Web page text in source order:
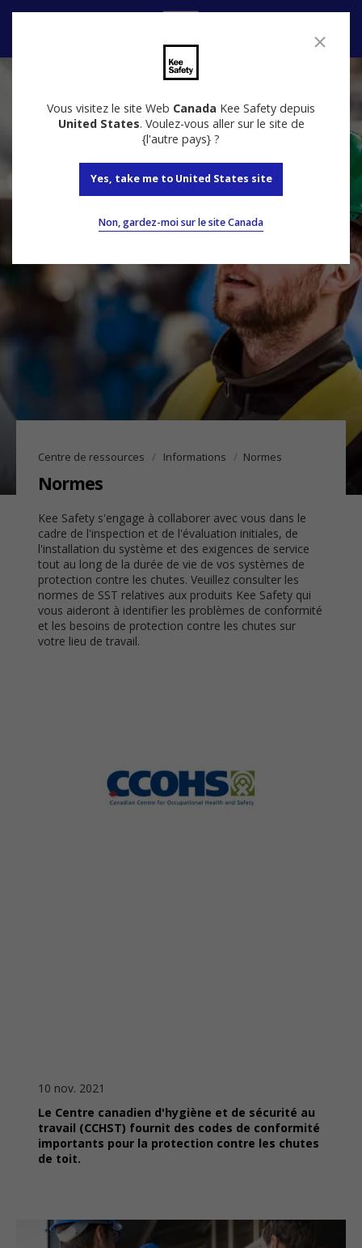
Vous visitez le site Web Canada Kee Safety depuis
United States. Voulez-vous aller sur le site de
{l'autre pays} ?
Yes, take me to United States site
Non, gardez-moi sur le site Canada
Centre de ressources Informations Normes
Normes
Kee Safety s'engage à collaborer avec vous dans le
cadre de l'inspection et de l'évaluation initiales, de
l'installation du système et des exigences de service
tout au long de la durée de vie de vos systèmes de
protection contre les chutes. Veuillez consulter les
normes de SST relatives aux produits Kee Safety qui
vous aideront à identifier les problèmes de conformité
et les besoins de protection contre les chutes sur
votre lieu de travail.
10 nov. 2021
Le Centre canadien d'hygiène et de sécurité au
travail (CCHST) fournit des codes de conformité
importants pour la protection contre les chutes
de toit.